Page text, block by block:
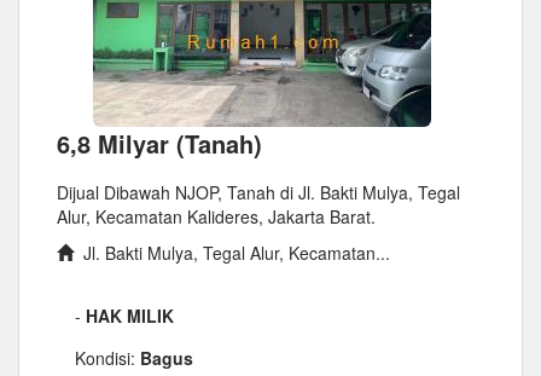
6,8 Milyar (Tanah)
Dijual Dibawah NJOP, Tanah di Jl. Bakti Mulya, Tegal
Alur, Kecamatan Kalideres, Jakarta Barat.
Jl. Bakti Mulya, Tegal Alur, Kecamatan...
- HAK MILIK
Kondisi: Bagus